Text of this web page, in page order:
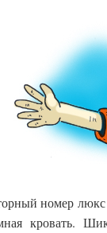
номер люкс
кровать.